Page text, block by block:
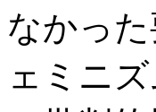
なかっ
ェミニ